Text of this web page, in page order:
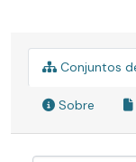
Conjuntos
Sobre